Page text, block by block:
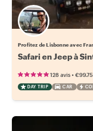
Profitez de Lisbonne avec
Safari en Jeep à
128 avis • €99.75
DAY TRIP CAR